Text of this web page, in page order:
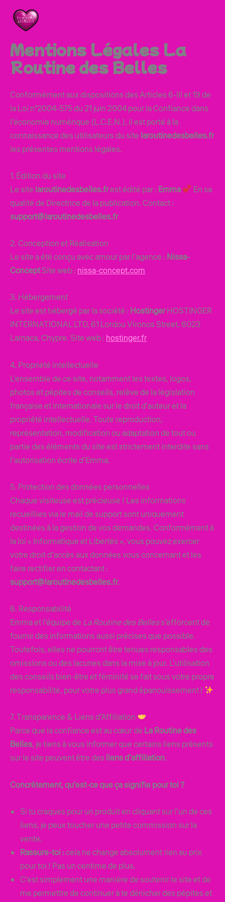
contenu
Mentions Légales La
Routine des Belles
Conformément aux dispositions des Articles 6-III et 19 de
la Loi n°2004-575 du 21 juin 2004 pour la Confiance dans
l’économie numérique (L.C.E.N.), il est porté à la
connaissance des utilisateurs du site laroutinedesbelles.fr
les présentes mentions légales.
1. Édition du site
Le site laroutinedesbelles.frest édité par : Emma
En sa
qualité de Directrice de la publication. Contact :
support@laroutinedesbelles.fr
2. Conception et Réalisation
Le site a été conçu avec amour par l’agence : Nissa-
ConceptSite web : nissa-concept.com
3. Hébergement
Le site est hébergé par la société : HostingerHOSTINGER
INTERNATIONAL LTD, 61 Lordou Vironos Street, 6023
Larnaca, Chypre. Site web : hostinger.fr
4. Propriété intellectuelle
L’ensemble de ce site, notamment les textes, logos,
photos et pépites de conseils, relève de la législation
française et internationale sur le droit d’auteur et la
propriété intellectuelle. Toute reproduction,
représentation, modification ou adaptation de tout ou
partie des éléments du site est strictement interdite sans
l’autorisation écrite d’Emma.
5. Protection des données personnelles
Chaque visiteuse est précieuse ! Les informations
recueillies via le mail de support sont uniquement
destinées à la gestion de vos demandes. Conformément à
la loi « Informatique et Libertés », vous pouvez exercer
votre droit d’accès aux données vous concernant et les
faire rectifier en contactant :
support@laroutinedesbelles.fr.
6. Responsabilité
Emma et l’équipe de La Routine des Belless’efforcent de
fournir des informations aussi précises que possible.
Toutefois, elles ne pourront être tenues responsables des
omissions ou des lacunes dans la mise à jour. L’utilisation
des conseils bien-être et féminité se fait sous votre propre
responsabilité, pour votre plus grand épanouissement !
7. Transparence & Liens d’Affiliation
Parce que la confiance est au cœur de La Routine des
Belles, je tiens à vous informer que certains liens présents
sur le site peuvent être des liens d’affiliation.
Concrètement, qu’est-ce que ça signifie pour toi ?
Si tu craques pour un produit en cliquant sur l’un de ces
liens, je peux toucher une petite commission sur la
vente.
Rassure-toi :cela ne change absolument rien au prix
pour toi ! Pas un centime de plus.
C’est simplement une manière de soutenir le site et de
me permettre de continuer à te dénicher des pépites et